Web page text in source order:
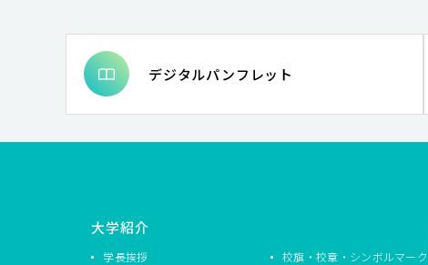
デジタルパンフレット
大学紹介
学長挨拶
校旗・校章・シンボルマーク